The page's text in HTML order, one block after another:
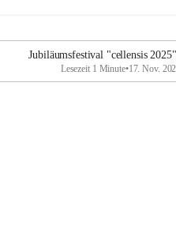
Jubiläumsfestival "cellensis
Lesezeit 1 Minute•17. Nov.